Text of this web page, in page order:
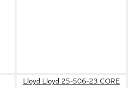
Lloyd Lloyd 25-506-23 CORE